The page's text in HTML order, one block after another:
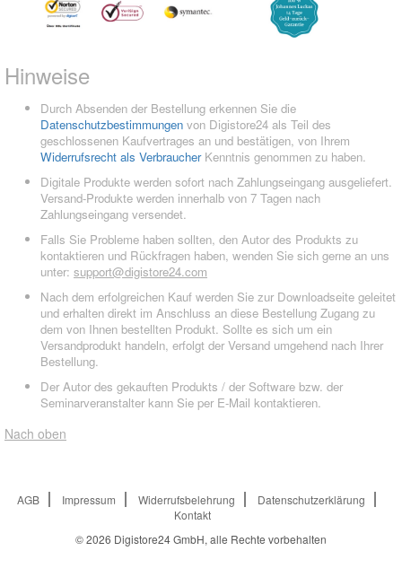
Hinweise
Durch Absenden der Bestellung erkennen Sie die
Datenschutzbestimmungen von Digistore24 als Teil des
geschlossenen Kaufvertrages an und bestätigen, von Ihrem
Widerrufsrecht als VerbraucherKenntnis genommen zu haben.
Digitale Produkte werden sofort nach Zahlungseingang ausgeliefert.
Versand-Produkte werden innerhalb von 7 Tagen nach
Zahlungseingang versendet.
Falls Sie Probleme haben sollten, den Autor des Produkts zu
kontaktieren und Rückfragen haben, wenden Sie sich gerne an uns
unter: support@digistore24.com
Nach dem erfolgreichen Kauf werden Sie zur Downloadseite geleitet
und erhalten direkt im Anschluss an diese Bestellung Zugang zu
dem von Ihnen bestellten Produkt. Sollte es sich um ein
Versandprodukt handeln, erfolgt der Versand umgehend nach Ihrer
Bestellung.
Der Autor des gekauften Produkts / der Software bzw. der
Seminarveranstalter kann Sie per E-Mail kontaktieren.
Nach oben
AGB Impressum Widerrufsbelehrung
Datenschutzerklärung
Kontakt
© 2026 Digistore24 GmbH, alle Rechte vorbehalten